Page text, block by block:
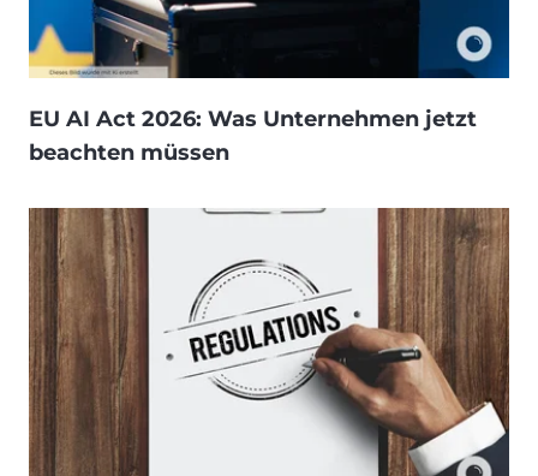
EU AI Act 2026: Was Unternehmen jetzt
beachten müssen